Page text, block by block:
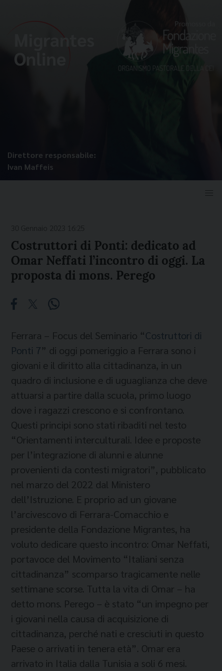
Direttore responsabile:
Ivan Maffeis
Costruttori di Ponti: dedicato ad
Omar Neffati l’incontro di oggi. La
proposta di mons. Perego
Ferrara – Focus del Seminario “Costruttori di
Ponti 7” di oggi pomeriggio a Ferrara sono i
giovani e il diritto alla cittadinanza, in un
quadro di inclusione e di uguaglianza che deve
attuarsi a partire dalla scuola, primo luogo
dove i ragazzi crescono e si confrontano.
Questi principi sono stati ribaditi nel testo
“Orientamenti interculturali. Idee e proposte
per l’integrazione di alunni e alunne
provenienti da contesti migratori”, pubblicato
nel marzo del 2022 dal Ministero
dell’Istruzione. E proprio ad un giovane
l’arcivescovo di Ferrara-Comacchio e
presidente della Fondazione Migrantes, ha
voluto dedicare questo incontro: Omar Neffati,
portavoce del Movimento “Italiani senza
cittadinanza” scomparso tragicamente nelle
settimane scorse. Tutta la vita di Omar – ha
detto mons. Perego – è stato “un impegno per
i giovani nella causa di acquisizione di
cittadinanza, perché nati e cresciuti in questo
Paese o arrivati in tenera età”. Omar era
arrivato in Italia dalla Tunisia a soli 6 mesi.